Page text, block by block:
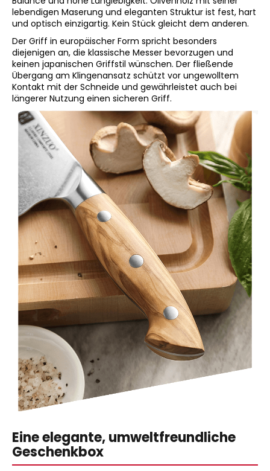
lebendigen Maserung und eleganten Struktur ist fest, hart
und optisch einzigartig. Kein Stück gleicht dem anderen.
Der Griff in europäischer Form spricht besonders
diejenigen an, die klassische Messer bevorzugen und
keinen japanischen Griffstil wünschen. Der fließende
Übergang am Klingenansatz schützt vor ungewolltem
Kontakt mit der Schneide und gewährleistet auch bei
längerer Nutzung einen sicheren Griff.
Eine elegante, umweltfreundliche
Geschenkbox